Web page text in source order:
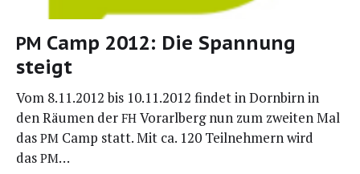
PM Camp 2012: Die Spannung
steigt
Vom 8.11.2012 bis 10.11.2012 fin­det in Dorn­birn in
den Räu­men der FH Vor­arl­berg nun zum zwei­ten Mal
das PM Camp statt. Mit ca. 120 Teil­neh­mern wird
das PM…